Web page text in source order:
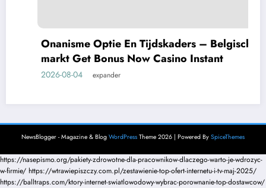
Onanisme Optie En Tijdskaders – Belgische
markt Get Bonus Now Casino Instant
2026-08-04 expander
NewsBlogger - Magazine & Blog WordPress Theme 2026 | Powered By SpiceThemes
https://nasepismo.org/pakiety-zdrowotne-dla-pracownikow-dlaczego-warto-je-wdrozyc-
w-firmie/ https://wtrawiepiszczy.com.pl/zestawienie-top-ofert-internetu-i-tv-maj-2025/
https://balltraps.com/ktory-internet-swiatlowodowy-wybrac-porownanie-top-dostawcow/